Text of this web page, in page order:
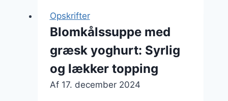
Opskrifter
Blomkålssuppe med
græsk yoghurt: Syrlig
og lækker topping
Af 17. december 2024